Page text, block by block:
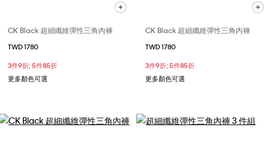
CK Black 超細纖維彈性三角內褲
TWD 1780
3件9折; 5件85折
更多顏色可選
CK Black 超細纖維彈性三角內褲
TWD 1780
3件9折; 5件85折
更多顏色可選